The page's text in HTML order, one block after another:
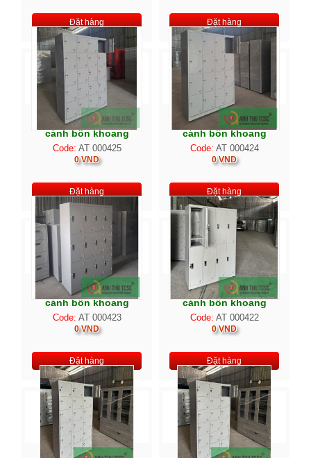
Đặt hàng Đặt hàng
Tủ locker 20C4K 20
cánh bốn khoang
Code: AT 000425
0 VND
Đặt hàng
Tủ locker 16C4K 16
cánh bốn khoang
Code: AT 000424
0 VND
Đặt hàng
Tủ locker 12C4K 12
cánh bốn khoang
Code: AT 000423
0 VND
Đặt hàng
Tủ locker 8C4K tám
cánh bốn khoang
Code: AT 000422
0 VND
Đặt hàng